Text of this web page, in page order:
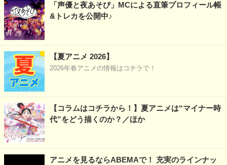
「声優と夜あそび」MCによる直筆プロフィール帳
&トレカを公開中♪
【夏アニメ 2026】
2026年春アニメの情報はコチラで！
【コラムはコチラから！】夏アニメは“マイナー時
代”をどう描くのか？／ほか
アニメを見るならABEMAで！ 充実のラインナッ